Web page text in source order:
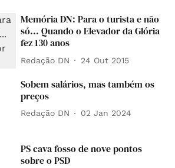
Memória DN: Para o turista e não
só... Quando o Elevador da Glória
fez 130 anos
Redação DN 24 Out 2015
Sobem salários, mas também os
preços
Redação DN 02 Jan 2024
PS cava fosso de nove pontos
sobre o PSD